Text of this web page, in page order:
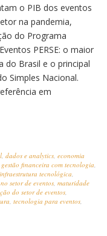
o PIB dos eventos
na pandemia,
do Programa
PERSE: o maior
do Brasil e o principal
Simples Nacional.
em
, dados e analytics, economia
gestão financeira com tecnologia,
infraestrutura tecnológica,
setor de eventos, maturidade
do setor de eventos,
, tecnologia para eventos,